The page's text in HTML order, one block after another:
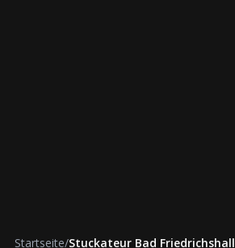
Startseite/Stuckateur Bad Friedrichshall